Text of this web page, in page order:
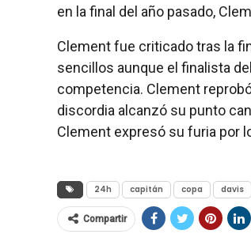
en la final del año pasado,
Clement fue criticado tras la
sencillos aunque el finalista
competencia. Clement
discordia alcanzó su punto
Clement expresó su furia por
24h capitán copa davis
Compartir